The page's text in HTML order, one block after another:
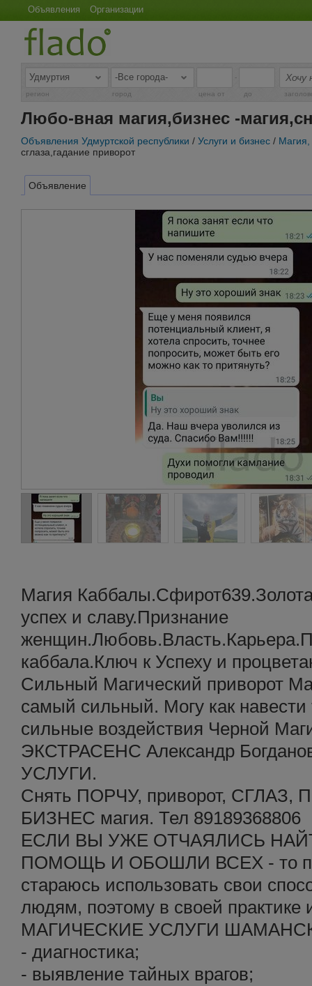
Объявления Организации
-
регион город цена от до
Любо-вная магия,бизнес -
Объявления Удмуртской республики / Услуги и бизнес / Магия,
сглаза,гадание приворот
Объявление
Магия
успех и славу.Признание
каббала.Ключ к Успеху и
Сильный Магический приворот
самый сильный. Могу как навести
сильные воздействия Черной
ЭКСТРАСЕНС Александр
УСЛУГИ.
Снять ПОРЧУ, приворот, СГЛАЗ,
БИЗНЕС магия. Тел 89189368806
ЕСЛИ ВЫ УЖЕ ОТЧАЯЛИСЬ
ПОМОЩЬ И ОБОШЛИ ВСЕХ - то
стараюсь использовать свои
людям, поэтому в своей
МАГИЧЕСКИЕ УСЛУГИ
- диагностика;
- выявление тайных врагов;